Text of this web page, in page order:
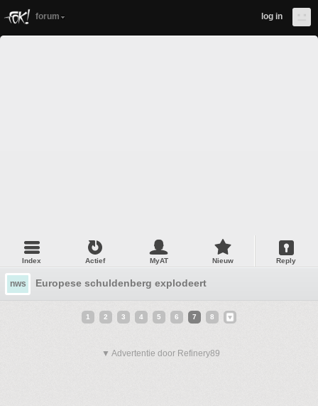
forum log in
Index Actief MyAT Nieuw Reply
nws Europese schuldenberg explodeert
1 2 3 4 5 6 7 8
▼ Advertentie door Refinery89